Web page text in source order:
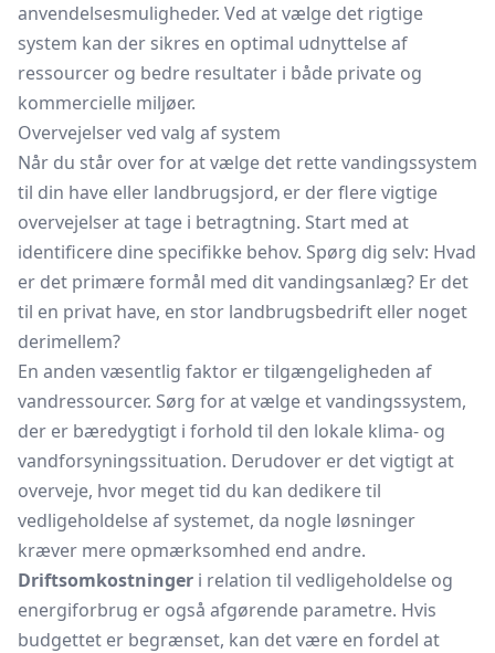
anvendelsesmuligheder. Ved at vælge det rigtige
system kan der sikres en optimal udnyttelse af
ressourcer og bedre resultater i både private og
kommercielle miljøer.
Overvejelser ved valg af system
Når du står over for at vælge det rette vandingssystem
til din have eller landbrugsjord, er der flere vigtige
overvejelser at tage i betragtning. Start med at
identificere dine specifikke behov. Spørg dig selv: Hvad
er det primære formål med dit vandingsanlæg? Er det
til en privat have, en stor landbrugsbedrift eller noget
derimellem?
En anden væsentlig faktor er tilgængeligheden af
vandressourcer. Sørg for at vælge et vandingssystem,
der er bæredygtigt i forhold til den lokale klima- og
vandforsyningssituation. Derudover er det vigtigt at
overveje, hvor meget tid du kan dedikere til
vedligeholdelse af systemet, da nogle løsninger
kræver mere opmærksomhed end andre.
Driftsomkostninger i relation til vedligeholdelse og
energiforbrug er også afgørende parametre. Hvis
budgettet er begrænset, kan det være en fordel at